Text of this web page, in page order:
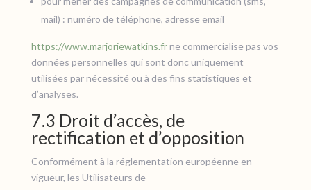
mail) : numéro de téléphone, adresse email
https://www.marjoriewatkins.frne commercialise pas vos
données personnelles qui sont donc uniquement
utilisées par nécessité ou à des fins statistiques et
d’analyses.
7.3 Droit d’accès, de
rectification et d’opposition
Conformément à la réglementation européenne en
vigueur, les Utilisateurs de